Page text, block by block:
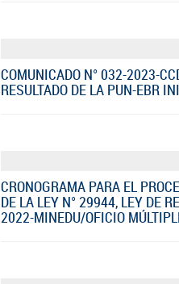
COMUNICADO N° 032-2023-
RESULTADO DE LA PUN-EBR
CRONOGRAMA PARA EL
DE LA LEY N° 29944, LEY DE
2022-MINEDU/OFICIO